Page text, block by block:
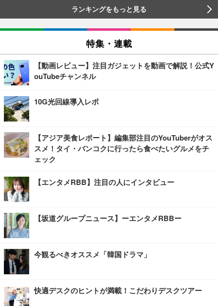
ランキングをもっと見る
特集・連載
【動画レビュー】注目ガジェットを動画で解説！公式Y
ouTubeチャンネル
10G光回線導入レポ
【アジア美食レポート】編集部注目のYouTuberがオス
スメ！タイ・バンコクに行ったら食べたいグルメをチ
ェック
【エンタメRBB】注目の人にインタビュー
【坂道グループニュース】ーエンタメRBBー
今観るべきオススメ「韓国ドラマ」
快適デスクのヒントが満載！こだわりデスクツアー